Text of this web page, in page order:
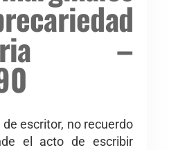
–
escritor, no recuerdo
el acto de escribir